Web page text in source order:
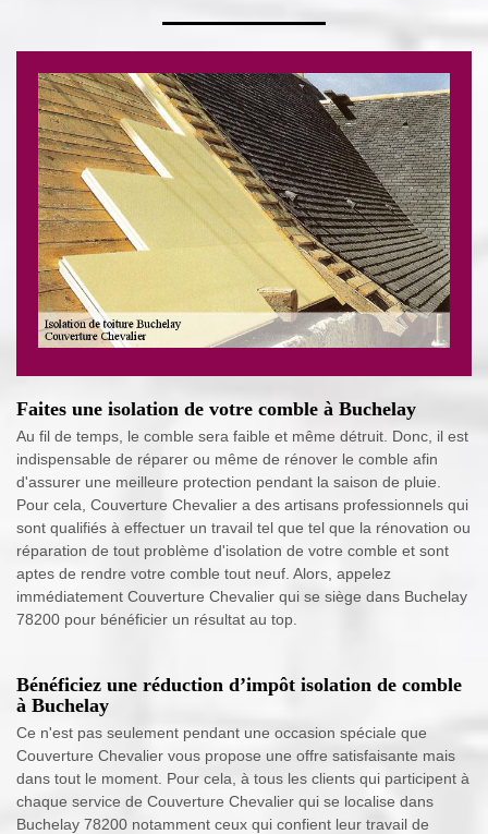
Faites une isolation de votre comble à Buchelay
Au fil de temps, le comble sera faible et même détruit. Donc, il est
indispensable de réparer ou même de rénover le comble afin
d'assurer une meilleure protection pendant la saison de pluie.
Pour cela, Couverture Chevalier a des artisans professionnels qui
sont qualifiés à effectuer un travail tel que tel que la rénovation ou
réparation de tout problème d'isolation de votre comble et sont
aptes de rendre votre comble tout neuf. Alors, appelez
immédiatement Couverture Chevalier qui se siège dans Buchelay
78200 pour bénéficier un résultat au top.
Bénéficiez une réduction d’impôt isolation de comble
à Buchelay
Ce n'est pas seulement pendant une occasion spéciale que
Couverture Chevalier vous propose une offre satisfaisante mais
dans tout le moment. Pour cela, à tous les clients qui participent à
chaque service de Couverture Chevalier qui se localise dans
Buchelay 78200 notamment ceux qui confient leur travail de